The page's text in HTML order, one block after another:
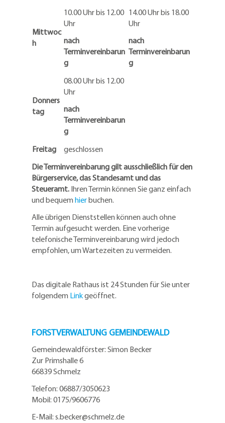
Mittwoc
h
10.00 Uhr bis 12.00
Uhr
nach
Terminvereinbarun
g
14.00 Uhr bis 18.00
Uhr
nach
Terminvereinbarun
g
Donners
tag
08.00 Uhr bis 12.00
Uhr
nach
Terminvereinbarun
g
Freitag
geschlossen
Die Terminvereinbarung gilt ausschließlich für den
Bürgerservice, das Standesamt und das
Steueramt. Ihren Termin können Sie ganz einfach
und bequem hierbuchen.
Alle übrigen Dienststellen können auch ohne
Termin aufgesucht werden. Eine vorherige
telefonische Terminvereinbarung wird jedoch
empfohlen, um Wartezeiten zu vermeiden.
Das digitale Rathaus ist 24 Stunden für Sie unter
folgendem Linkgeöffnet.
FORSTVERWALTUNG GEMEINDEWALD
Gemeindewaldförster: Simon Becker
Zur Primshalle 6
66839 Schmelz
Telefon: 06887/3050623
Mobil: 0175/9606776
E-Mail: s.becker@schmelz.de